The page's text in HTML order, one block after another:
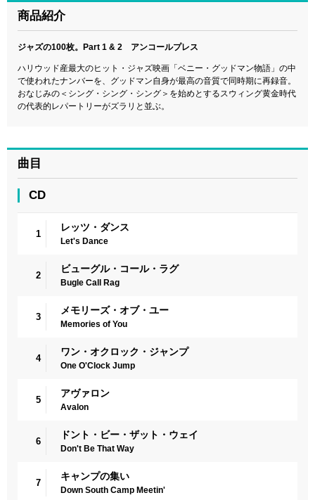
商品紹介
ジャズの100枚。Part 1 & 2 アンコールプレス
ハリウッド産最大のヒット・ジャズ映画「ベニー・グッドマン物語」の中
で使われたナンバーを、グッドマン自身が最高の音質で同時期に再録音。
おなじみの＜シング・シング・シング＞を始めとするスウィング黄金時代
の代表的レパートリーがズラリと並ぶ。
曲目
CD
1
レッツ・ダンス
Let's Dance
2
ビューグル・コール・ラグ
Bugle Call Rag
3
メモリーズ・オブ・ユー
Memories of You
4
ワン・オクロック・ジャンプ
One O'Clock Jump
5
アヴァロン
Avalon
6
ドント・ビー・ザット・ウェイ
Don't Be That Way
7
キャンプの集い
Down South Camp Meetin'